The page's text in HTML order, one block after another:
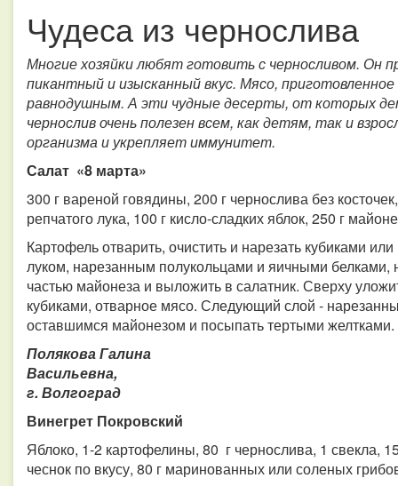
Чудеса из чернослива
Многие хозяйки любят готовить с черносливом. Он
пикантный и изысканный вкус. Мясо,
равнодушным. А эти чудные десерты, от которых
чернослив очень полезен всем, как детям, так и
организма и укрепляет иммунитет.
Салат «8 марта»
300 г вареной говядины, 200 г чернослива без
репчатого лука, 100 г кисло-сладких яблок, 250 г
Картофель отварить, очистить и нарезать кубиками
луком, нарезанным полукольцами и яичными белками,
частью майонеза и выложить в салатник. Сверху
кубиками, отварное мясо. Следующий слой -
оставшимся майонезом и посыпать тертыми
Полякова Галина
Васильевна,
г. Волгоград
Винегрет Покровский
Яблоко, 1-2 картофелины, 80 г чернослива, 1 свекла,
чеснок по вкусу, 80 г маринованных или соленых